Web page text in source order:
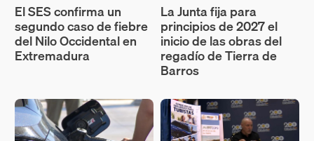
El SES confirma un
segundo caso de fiebre
del Nilo Occidental en
Extremadura
La Junta fija para
principios de 2027 el
inicio de las obras del
regadío de Tierra de
Barros